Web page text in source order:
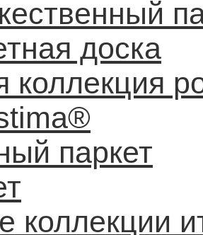
доска
коллекция
паркет
коллекции